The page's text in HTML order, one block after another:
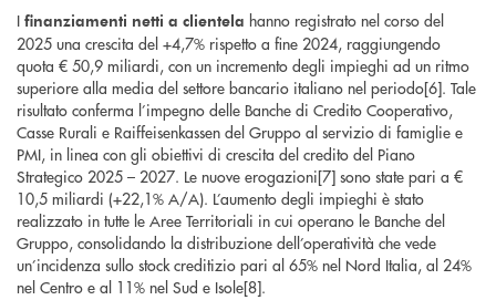
I finanziamenti netti a clientela hanno registrato nel corso del
2025 una crescita del +4,7% rispetto a fine 2024, raggiungendo
quota € 50,9 miliardi, con un incremento degli impieghi ad un ritmo
superiore alla media del settore bancario italiano nel periodo[6]. Tale
risultato conferma l’impegno delle Banche di Credito Cooperativo,
Casse Rurali e Raiffeisenkassen del Gruppo al servizio di famiglie e
PMI, in linea con gli obiettivi di crescita del credito del Piano
Strategico 2025 – 2027. Le nuove erogazioni[7] sono state pari a €
10,5 miliardi (+22,1% A/A). L’aumento degli impieghi è stato
realizzato in tutte le Aree Territoriali in cui operano le Banche del
Gruppo, consolidando la distribuzione dell’operatività che vede
un’incidenza sullo stock creditizio pari al 65% nel Nord Italia, al 24%
nel Centro e al 11% nel Sud e Isole[8].